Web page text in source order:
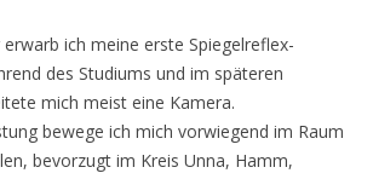
ich meine erste Spiegelreflex-
des Studiums und im späteren
mich meist eine Kamera.
bewege ich mich vorwiegend im Raum
bevorzugt im Kreis Unna, Hamm,